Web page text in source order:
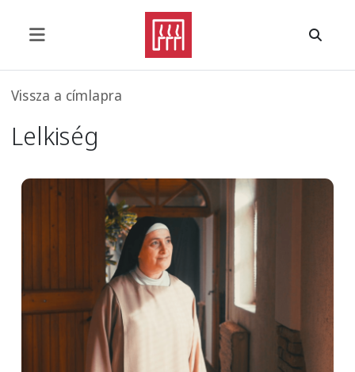
Morzsa
Vissza a címlapra
Lelkiség
Image